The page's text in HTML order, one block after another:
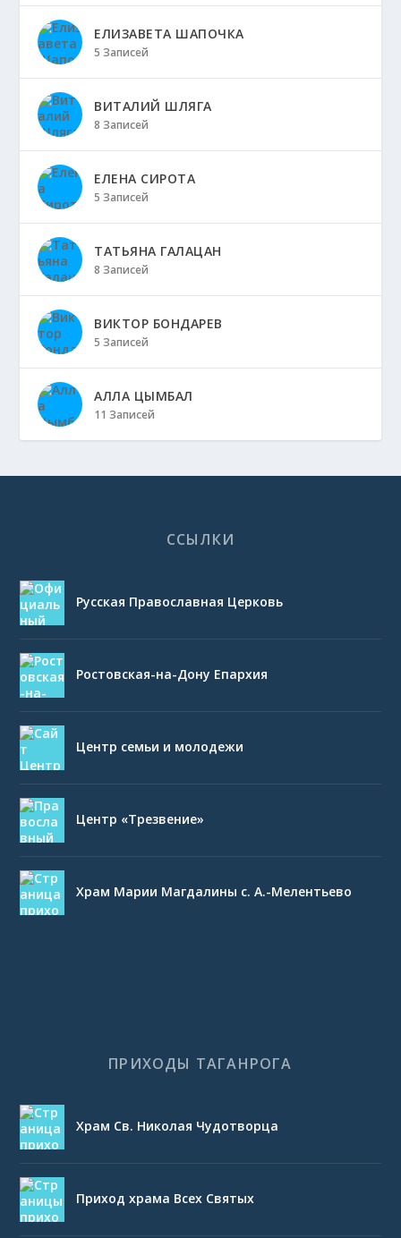
ЕЛИЗАВЕТА ШАПОЧКА
5 Записей
ВИТАЛИЙ ШЛЯГА
8 Записей
ЕЛЕНА СИРОТА
5 Записей
ТАТЬЯНА ГАЛАЦАН
8 Записей
ВИКТОР БОНДАРЕВ
5 Записей
АЛЛА ЦЫМБАЛ
11 Записей
ССЫЛКИ
Русская Православная Церковь
Ростовская-на-Дону Епархия
Центр семьи и молодежи
Центр «Трезвение»
Храм Марии Магдалины с. А.-Мелентьево
ПРИХОДЫ ТАГАНРОГА
Храм Св. Николая Чудотворца
Приход храма Всех Святых